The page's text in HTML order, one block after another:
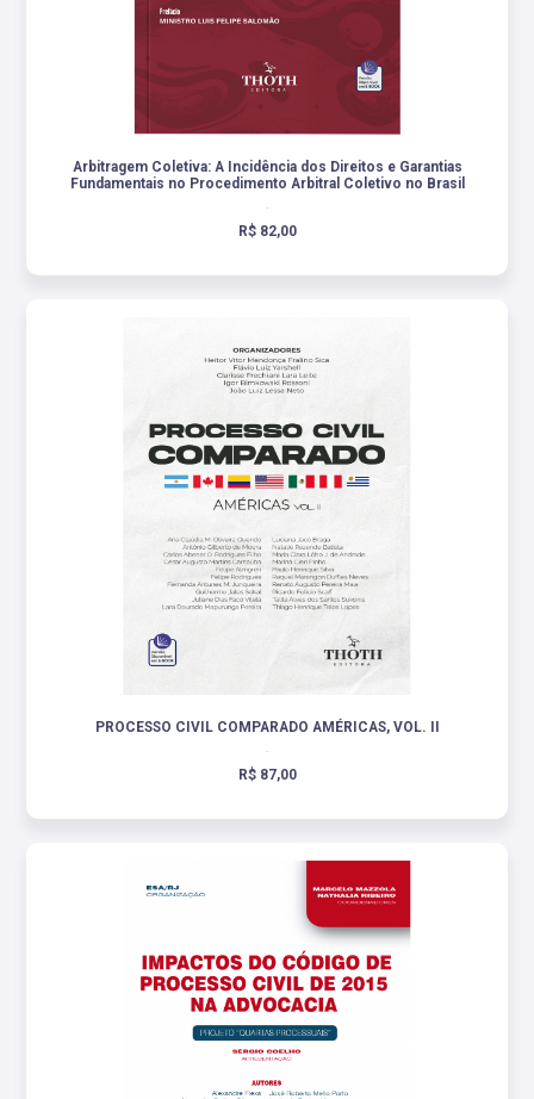
Arbitragem Coletiva: A Incidência dos Direitos e Garantias
Fundamentais no Procedimento Arbitral Coletivo no Brasil
R$ 82,00
PROCESSO CIVIL COMPARADO AMÉRICAS, VOL. II
R$ 87,00